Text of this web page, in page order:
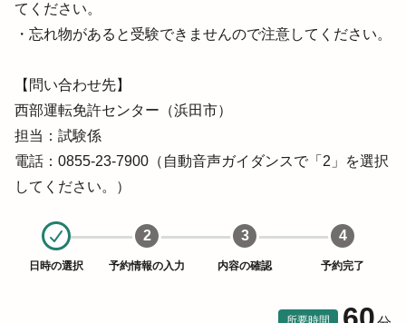
てください。
・忘れ物があると受験できませんので注意してください。
【問い合わせ先】
西部運転免許センター（浜田市）
担当：試験係
電話：0855-23-7900（自動音声ガイダンスで「2」を選択
してください。）
日時の選択
2
予約情報の入力
3
内容の確認
4
予約完了
所要時間